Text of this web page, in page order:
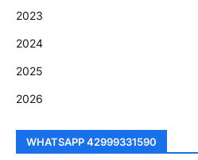
2023
2024
2025
2026
WHATSAPP 42999331590